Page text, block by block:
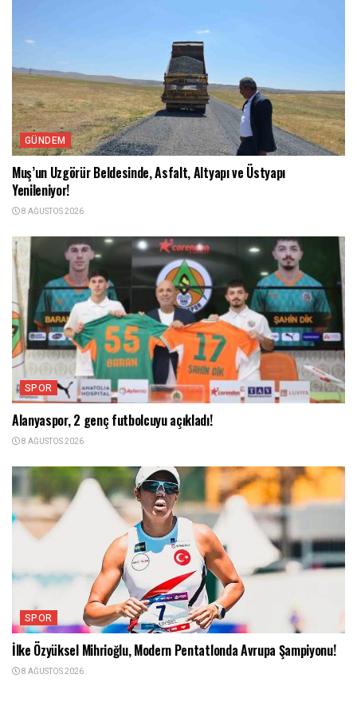
GÜNDEM
Muş’un Uzgörür Beldesinde, Asfalt, Altyapı ve Üstyapı
Yenileniyor!
8 AĞUSTOS 2026
SPOR
Alanyaspor, 2 genç futbolcuyu açıkladı!
8 AĞUSTOS 2026
SPOR
İlke Özyüksel Mihrioğlu, Modern Pentatlonda Avrupa Şampiyonu!
8 AĞUSTOS 2026